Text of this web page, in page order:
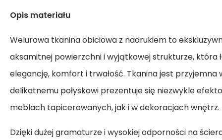
Opis materiału
Welurowa tkanina obiciowa z nadrukiem to
aksamitnej powierzchni i wyjątkowej strukturze, która
elegancję, komfort i trwałość. Tkanina jest przyjemna
delikatnemu połyskowi prezentuje się niezwykle
meblach tapicerowanych, jak i w dekoracjach wnętrz.
Dzięki dużej gramaturze i wysokiej odporności na